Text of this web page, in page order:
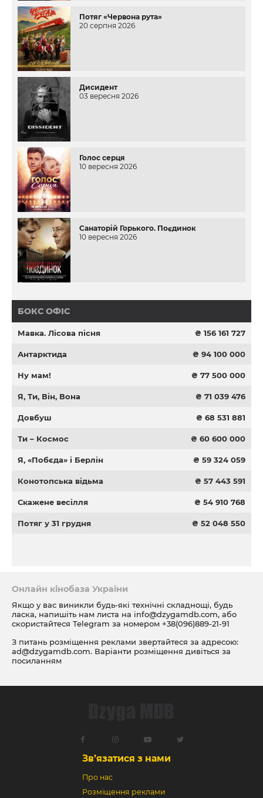
Потяг «Червона рута»
20 серпня 2026
Дисидент
03 вересня 2026
Голос серця
10 вересня 2026
Санаторій Горького. Поєдинок
10 вересня 2026
БОКС ОФІС
Мавка. Лісова пісня ₴ 156 161 727
Антарктида ₴ 94 100 000
Ну мам! ₴ 77 500 000
Я, Ти, Він, Вона ₴ 71 039 476
Довбуш ₴ 68 531 881
Ти – Космос ₴ 60 600 000
Я, «Побєда» і Берлін ₴ 59 324 059
Конотопська відьма ₴ 57 443 591
Скажене весілля ₴ 54 910 768
Потяг у 31 грудня ₴ 52 048 550
Онлайн кінобаза України
Якщо у вас виникли будь-які технічні складнощі, будь
ласка, напишіть нам листа на info@dzygamdb.com, або
скористайтеся Telegram за номером +38(096)889-21-91
З питань розміщення реклами звертайтеся за адресою:
ad@dzygamdb.com. Варіанти розміщення дивіться за
посиланням
Зв’язатися з нами
Про нас
Розміщення реклами